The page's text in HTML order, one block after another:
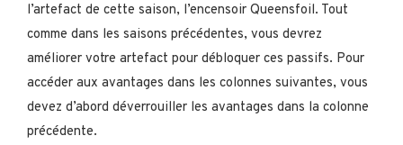
l’artefact de cette saison, l’encensoir Queensfoil. Tout
comme dans les saisons précédentes, vous devrez
améliorer votre artefact pour débloquer ces passifs. Pour
accéder aux avantages dans les colonnes suivantes, vous
devez d’abord déverrouiller les avantages dans la colonne
précédente.